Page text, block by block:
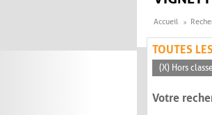
Accueil
TOUTES
(X) Hors classe
Votre